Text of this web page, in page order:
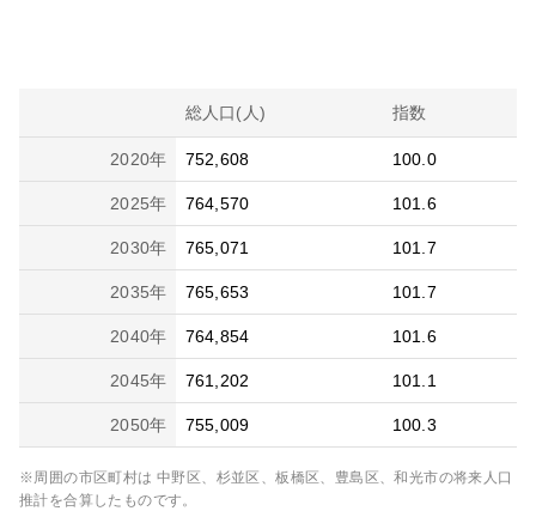
総人口(人) 指数
2020年 752,608 100.0
2025年 764,570 101.6
2030年 765,071 101.7
2035年 765,653 101.7
2040年 764,854 101.6
2045年 761,202 101.1
2050年 755,009 100.3
※周囲の市区町村は 中野区、杉並区、板橋区、豊島区、和光市の将来人口
推計を合算したものです。